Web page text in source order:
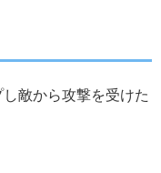
敵から攻撃を受けた